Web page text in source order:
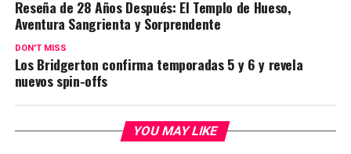
Reseña de 28 Años Después: El Templo de Hueso,
Aventura Sangrienta y Sorprendente
DON'T MISS
Los Bridgerton confirma temporadas 5 y 6 y revela
nuevos spin-offs
YOU MAY LIKE